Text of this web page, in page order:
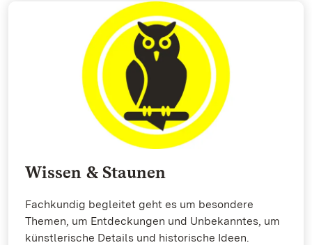
Wissen & Staunen
Fachkundig begleitet geht es um besondere
Themen, um Entdeckungen und Unbekanntes, um
künstlerische Details und historische Ideen.